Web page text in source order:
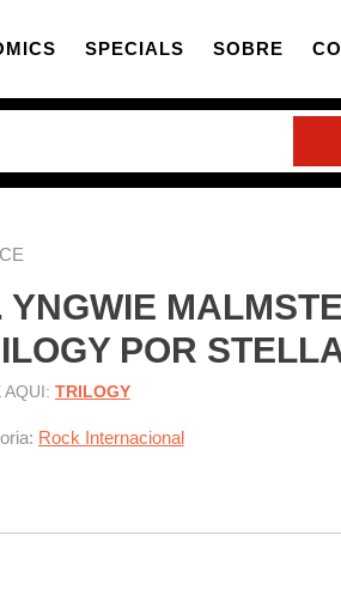
SPECIALS SOBRE
YNGWIE
POR
AQUI: TRILOGY
Rock Internacional